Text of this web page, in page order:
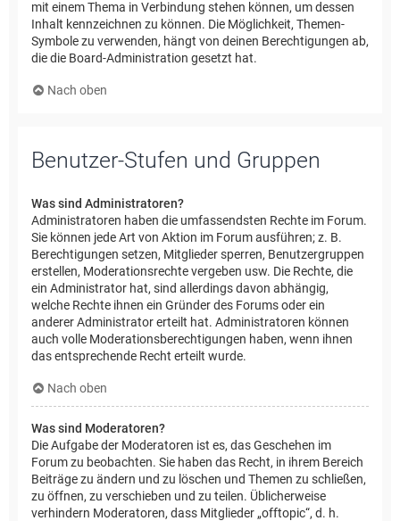
mit einem Thema in Verbindung stehen können, um dessen
Inhalt kennzeichnen zu können. Die Möglichkeit, Themen-
Symbole zu verwenden, hängt von deinen Berechtigungen ab,
die die Board-Administration gesetzt hat.
Nach oben
Benutzer-Stufen und Gruppen
Was sind Administratoren?
Administratoren haben die umfassendsten Rechte im Forum.
Sie können jede Art von Aktion im Forum ausführen; z. B.
Berechtigungen setzen, Mitglieder sperren, Benutzergruppen
erstellen, Moderationsrechte vergeben usw. Die Rechte, die
ein Administrator hat, sind allerdings davon abhängig,
welche Rechte ihnen ein Gründer des Forums oder ein
anderer Administrator erteilt hat. Administratoren können
auch volle Moderationsberechtigungen haben, wenn ihnen
das entsprechende Recht erteilt wurde.
Nach oben
Was sind Moderatoren?
Die Aufgabe der Moderatoren ist es, das Geschehen im
Forum zu beobachten. Sie haben das Recht, in ihrem Bereich
Beiträge zu ändern und zu löschen und Themen zu schließen,
zu öffnen, zu verschieben und zu teilen. Üblicherweise
verhindern Moderatoren, dass Mitglieder „offtopic“, d. h.